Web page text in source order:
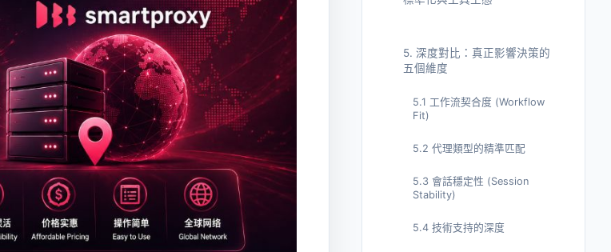
5. 深度對比：真正影響決策的
五個維度
5.1 工作流契合度 (Workflow
Fit)
5.2 代理類型的精準匹配
5.3 會話穩定性 (Session
Stability)
5.4 技術支持的深度